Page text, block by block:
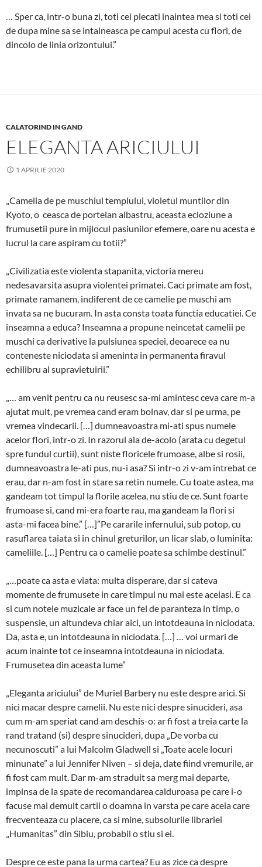
… Sper ca, intr-o buna zi, toti cei plecati inaintea mea si toti cei
de dupa mine sa se intalneasca pe campul acesta cu flori, de
dincolo de linia orizontului.”
CALATORIND IN GAND
ELEGANTA ARICIULUI
1 APRILIE 2020
„Camelia de pe muschiul templului, violetul muntilor din
Kyoto, o ceasca de portelan albastru, aceasta ecloziune a
frumusetii pure in mijlocul pasiunilor efemere, oare nu acesta e
lucrul la care aspiram cu totii?”
„Civilizatia este violenta stapanita, victoria mereu
nedesavarsita asupra violentei primatei. Caci primate am fost,
primate ramanem, indiferent de ce camelie pe muschi am
invata sa ne bucuram. In asta consta toata functia educatiei. Ce
inseamna a educa? Inseamna a propune neincetat camelii pe
muschi ca derivative la pulsiunea speciei, deoarece ea nu
conteneste niciodata si ameninta in permanenta firavul
echilibru al supravietuirii.”
„… am venit pentru ca nu reusesc sa-mi amintesc ceva care m-a
ajutat mult, pe vremea cand eram bolnav, dar si pe urma, pe
vremea vindecarii. […] dumneavoastra mi-ati spus numele
acelor flori, intr-o zi. In razorul ala de-acolo (arata cu degetul
spre fundul curtii), sunt niste floricele frumoase, albe si rosii,
dumneavoastra le-ati pus, nu-i asa? Si intr-o zi v-am intrebat ce
erau, dar n-am fost in stare sa retin numele. Cu toate astea, ma
gandeam tot timpul la florile acelea, nu stiu de ce. Sunt foarte
frumoase si, cand mi-era foarte rau, ma gandeam la flori si
asta-mi facea bine.” […]”Pe cararile infernului, sub potop, cu
rasuflarea taiata si in chinul greturilor, un licar slab, o luminita:
cameliile. […] Pentru ca o camelie poate sa schimbe destinul.”
„…poate ca asta e viata: multa disperare, dar si cateva
momente de frumusete in care timpul nu mai este acelasi. E ca
si cum notele muzicale ar face un fel de paranteza in timp, o
suspensie, un altundeva chiar aici, un intotdeauna in niciodata.
Da, asta e, un intotdeauna in niciodata. […] … voi urmari de
acum inainte tot ce inseamna intotdeauna in niciodata.
Frumusetea din aceasta lume”
„Eleganta ariciului” de Muriel Barbery nu este despre arici. Si
nici macar despre camelii. Nu este nici despre sinucideri, asa
cum m-am speriat cand am deschis-o: ar fi fost a treia carte la
rand tratand (si) despre sinucideri, dupa „De vorba cu
necunoscuti” a lui Malcolm Gladwell si „Toate acele locuri
minunate” a lui Jennifer Niven – si deja, date fiind vremurile, ar
fi fost cam mult. Dar m-am straduit sa merg mai departe,
impinsa de la spate de recomandarea calduroasa pe care i-o
facuse mai demult cartii o doamna in varsta pe care aceia care
frecventeaza cu placere, ca si mine, subsolurile librariei
„Humanitas” din Sibiu, probabil o stiu si ei.
Despre ce este pana la urma cartea? Eu as zice ca despre